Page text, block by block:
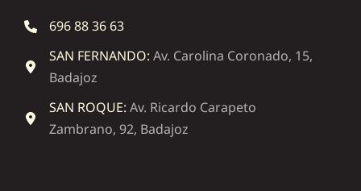
696 88 36 63
SAN FERNANDO: Av. Carolina Coronado, 15,
Badajoz
SAN ROQUE: Av. Ricardo Carapeto
Zambrano, 92, Badajoz